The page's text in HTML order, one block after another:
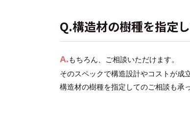
Q.構造材の樹種を指定
A.もちろん、ご相談いただけます。
そのスペックで構造設計やコストが成
構造材の樹種を指定してのご相談も承